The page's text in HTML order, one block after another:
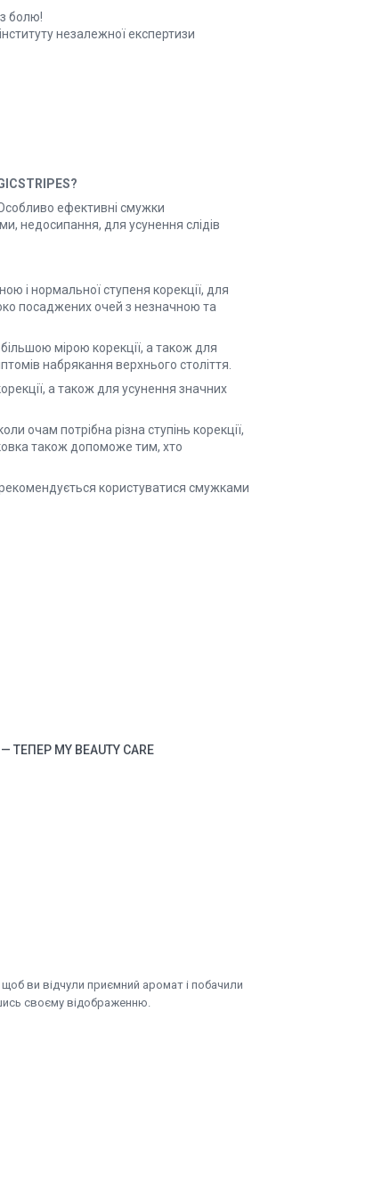
болю!
незалежної експертизи
Особливо ефективні смужки
недосипання, для усунення слідів
і нормальної ступеня корекції, для
посаджених очей з незначною та
мірою корекції, а також для
набрякання верхнього століття.
а також для усунення значних
очам потрібна різна ступінь корекції,
також допоможе тим, хто
користуватися смужками
MY BEAUTY CARE
щоб ви відчули приємний аромат і побачили
своєму відображенню.